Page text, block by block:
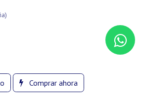
Comprar ahora